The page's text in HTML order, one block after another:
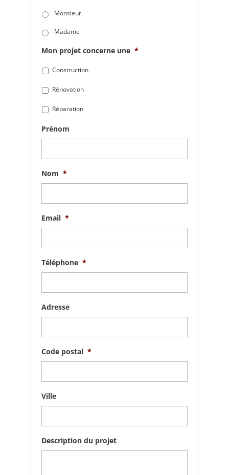
Monsieur
Madame
Mon projet concerne une *
Construction
Rénovation
Réparation
Prénom
Nom *
Email *
Téléphone *
Adresse
Code postal *
Ville
Description du projet